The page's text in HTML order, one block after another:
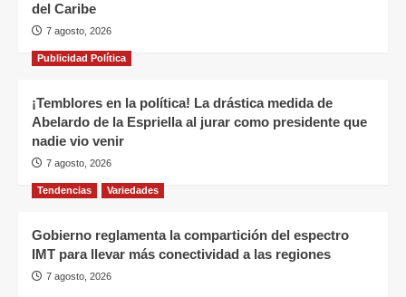
del Caribe
7 agosto, 2026
Publicidad Política
¡Temblores en la política! La drástica medida de
Abelardo de la Espriella al jurar como presidente que
nadie vio venir
7 agosto, 2026
Tendencias Variedades
Gobierno reglamenta la compartición del espectro
IMT para llevar más conectividad a las regiones
7 agosto, 2026